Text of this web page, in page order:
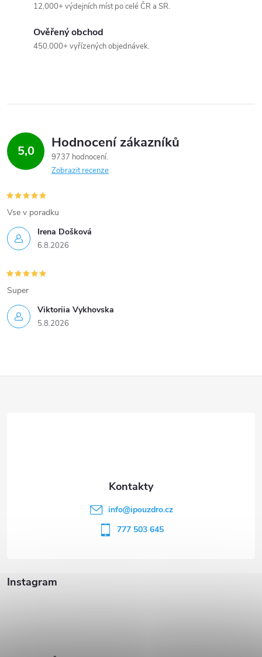
12.000+ výdejních míst po celé ČR a SR.
Ověřený obchod
450.000+ vyřízených objednávek.
5,0 Hodnocení zákazníků
9737 hodnocení
Zobrazit recenze
Irena Došková
6.8.2026
Vse v poradku
Viktoriia Vykhovska
5.8.2026
Super
Instagram
info@ipouzdro.cz
777 503 645